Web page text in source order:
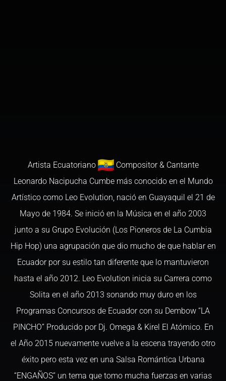
Artista Ecuatoriano
Compositor & Cantante
Leonardo Nacipucha Cumbe más conocido en el Mundo
Artístico como Leo Evolution, nació en Guayaquil el 21 de
Mayo de 1984. Se inició en la Música en el año 2003
junto a su Grupo Evolución (Los Pioneros de La Cumbia
Hip Hop) una agrupación que dio mucho de que hablar en
Ecuador por su estilo tan diferente que lo mantuvieron
hasta el año 2012. Leo Evolution inicia su Carrera como
Solita en el año 2013 sonando muy duro en los
Programas Concursos de Ecuador con su Dembow “LA
PINCHO” Producido por Dj. Omega & Kirel El Atómico. En
el Año 2015 nuevamente vuelve a la escena trayendo otro
éxito pero esta vez en una Salsa Romántica Urbana
“ENGAÑOS” un tema que tomo mucha fuerzas en varias